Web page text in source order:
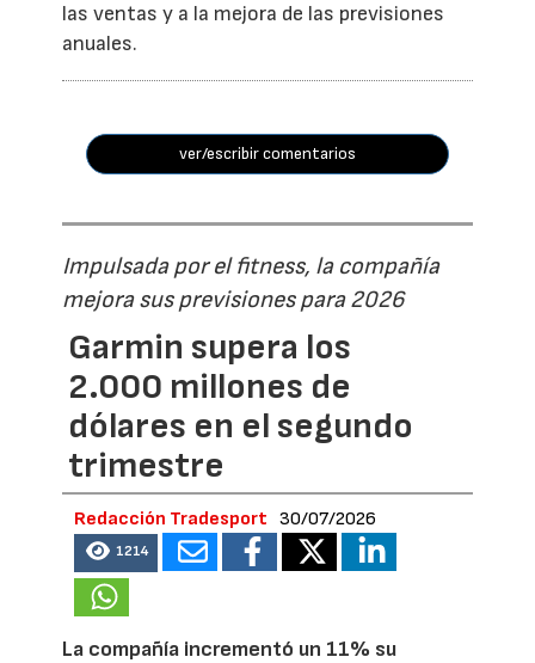
las ventas y a la mejora de las previsiones
anuales.
ver/escribir comentarios
Impulsada por el fitness, la compañía
mejora sus previsiones para 2026
Garmin supera los
2.000 millones de
dólares en el segundo
trimestre
Redacción Tradesport 30/07/2026
1214
La compañía incrementó un 11% su